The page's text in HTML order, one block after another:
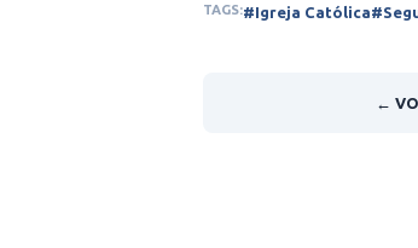
TAGS:#Igreja Católica
←